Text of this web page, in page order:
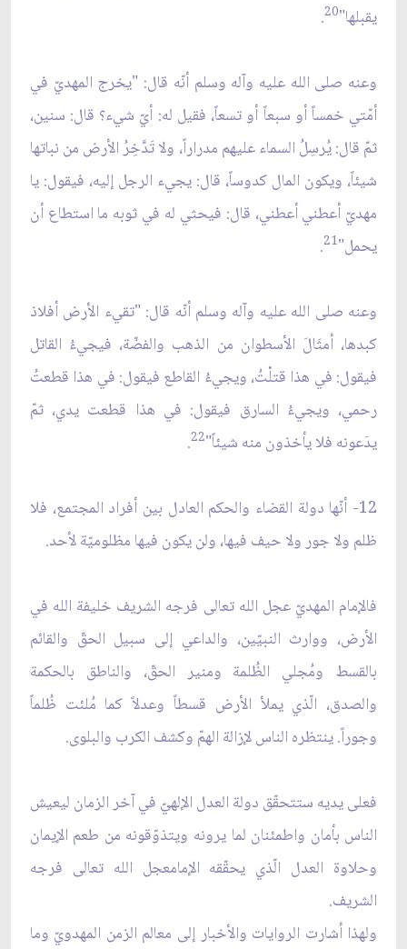
يقبلها"20
.
وعنه صلى الله عليه وآله وسلم أنّه قال: "يخرج المهديّ في
أمّتي خمساً أو سبعاً أو تسعاً، فقيل له: أيّ شيء؟ قال: سنين،
ثمّ قال: يُرسِلُ السماء عليهم مدراراً، ولا تَدَّخِرُ الأرض من نباتها
شيئاً، ويكون المال كدوساً، قال: يجيء الرجل إليه، فيقول: يا
مهديّ أعطني أعطني، قال: فيحثي له في ثوبه ما استطاع أن
يحمل"21
.
وعنه صلى الله عليه وآله وسلم أنّه قال: "تقيء الأرض أفلاذ
كبدها، أمثَالَ الأسطوان من الذهب والفضّة، فيجيءُ القاتل
فيقول: في هذا قتلْتُ، ويجيءُ القاطع فيقول: في هذا قطعتُ
رحمي، ويجيءُ السارق فيقول: في هذا قطعت يدي، ثمّ
يدَعونه فلا يأخذون منه شيئاً"22
.
12- أنّها دولة القضاء والحكم العادل بين أفراد المجتمع، فلا
ظلم ولا جور ولا حيف فيها، ولن يكون فيها مظلوميّة لأحد.
فالإمام المهديّ عجل الله تعالى فرجه الشريف خليفة الله في
الأرض، ووارث النبيّين، والداعي إلى سبيل الحقّ والقائم
بالقسط ومُجلي الظُلمة ومنير الحقّ، والناطق بالحكمة
والصدق، الّذي يملأ الأرض قسطاً وعدلاً كما مُلئت ظُلماً
وجوراً. ينتظره الناس لإزالة الهمّ وكشف الكرب والبلوى.
فعلى يديه ستتحقّق دولة العدل الإلهيّ في آخر الزمان ليعيش
الناس بأمان واطمئنان لما يرونه ويتذوّقونه من طعم الإيمان
وحلاوة العدل الّذي يحقّقه الإمامعجل الله تعالى فرجه
الشريف.
ولهذا أشارت الروايات والأخبار إلى معالم الزمن المهدويّ وما